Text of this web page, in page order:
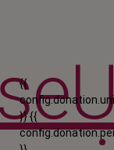
{{
}}{{